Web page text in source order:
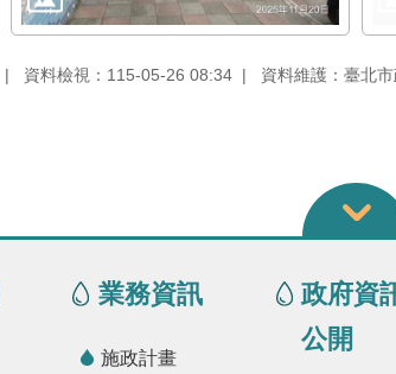
資料檢視：115-05-26 08:34 資料維護：臺北
業務資訊
施政計畫
政府資
公開